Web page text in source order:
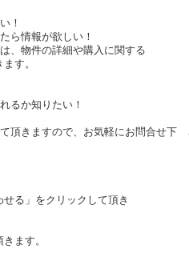
！
ら情報が欲しい！
、物件の詳細や購入に関する
す。
るか知りたい！
頂きますので、お気軽にお問合せ下
る」をクリックして頂き
ます。